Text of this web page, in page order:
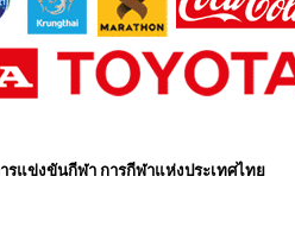
รแข่งขันกีฬา การกีฬาแห่งประเทศไทย